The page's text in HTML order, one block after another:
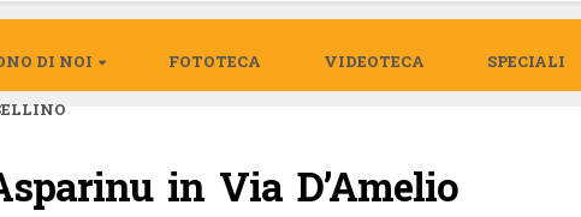
DI NOI FOTOTECA VIDEOTECA SPECIALI
in Via D’Amelio